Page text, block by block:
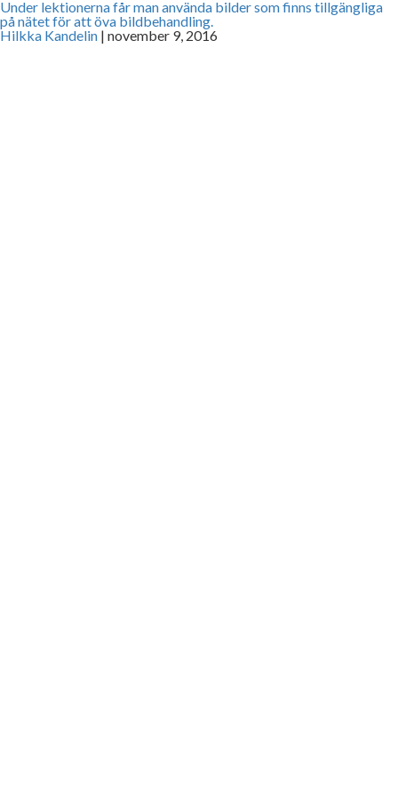
Under lektionerna får man använda bilder som finns tillgängliga
på nätet för att öva bildbehandling.
Hilkka Kandelin | november 9, 2016